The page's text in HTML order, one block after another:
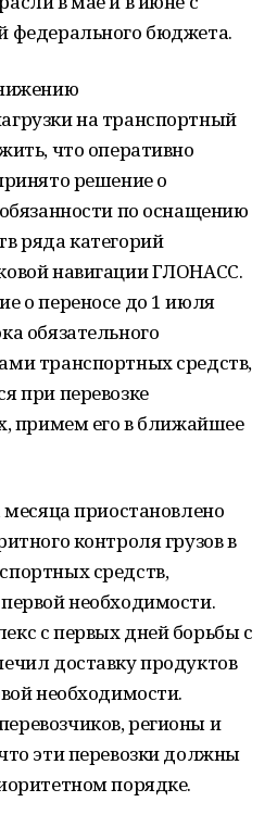
федерального бюджета.
на транспортный
что оперативно
решение о
по оснащению
ряда категорий
навигации ГЛОНАСС.
о переносе до 1 июля
обязательного
транспортных средств,
при перевозке
примем его в ближайшее
приостановлено
контроля грузов в
средств,
необходимости.
с первых дней борьбы с
доставку продуктов
необходимости.
регионы и
эти перевозки должны
порядке.